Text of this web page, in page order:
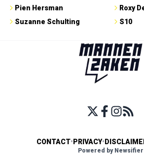
Pien Hersman
Suzanne Schulting
Roxy
S10
CONTACT• PRIVACY•
Powered by Newsifier